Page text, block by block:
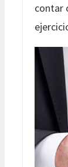
contar